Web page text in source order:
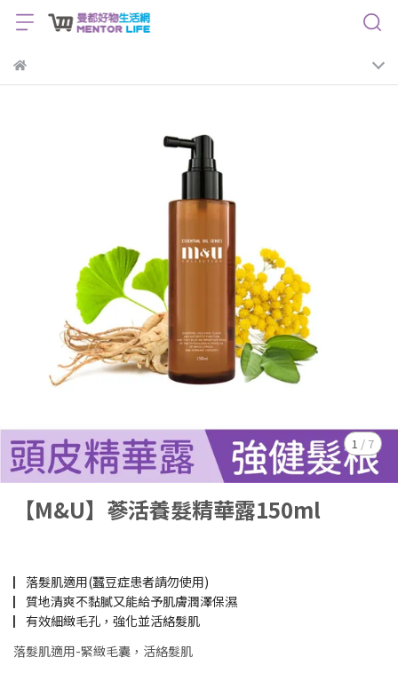
1 / 7
【M&U】蔘活養髮精華露150ml
▏落髮肌適用(蠶豆症患者請勿使用)
▏質地清爽不黏膩又能給予肌膚潤澤保濕
▏有效細緻毛孔，強化並活絡髮肌
落髮肌適用-緊緻毛囊，活絡髮肌